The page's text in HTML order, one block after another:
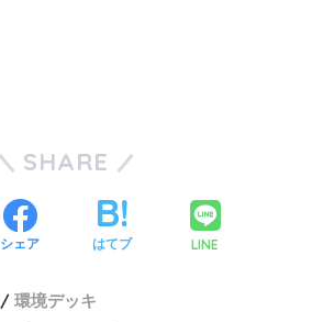
SHARE
シェア はてブ LINE
環境デッキ